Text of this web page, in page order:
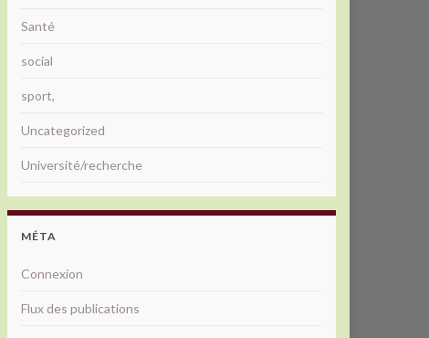
Santé
social
sport,
Uncategorized
Université/recherche
MÉTA
Connexion
Flux des publications